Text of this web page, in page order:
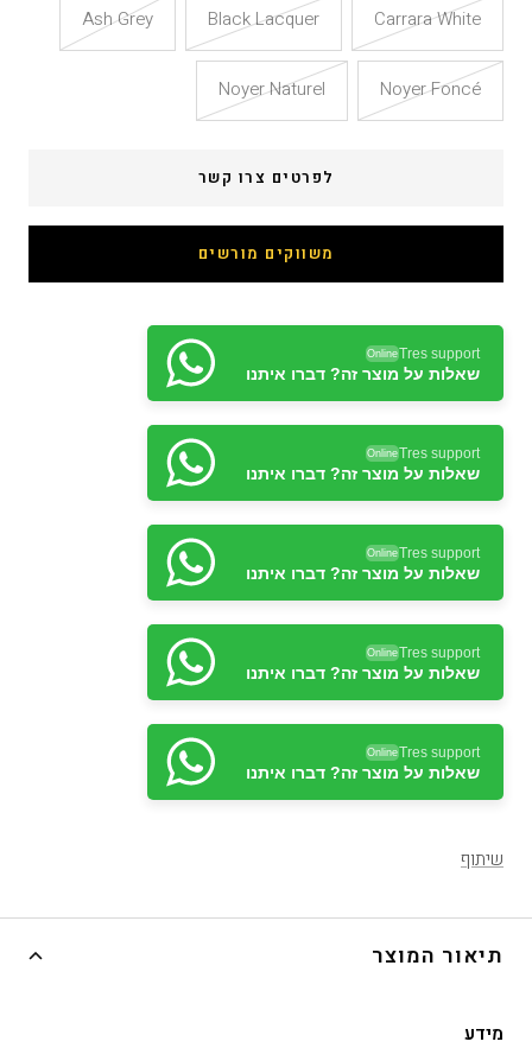
Carrara White
Black Lacquer
Ash Grey
Noyer Foncé
Noyer Naturel
לפרטים צרו קשר
משווקים מורשים
Tres support
Online
שאלות על מוצר זה? דברו איתנו
Tres support
Online
שאלות על מוצר זה? דברו איתנו
Tres support
Online
שאלות על מוצר זה? דברו איתנו
Tres support
Online
שאלות על מוצר זה? דברו איתנו
Tres support
Online
שאלות על מוצר זה? דברו איתנו
שיתוף
תיאור המוצר
מידע